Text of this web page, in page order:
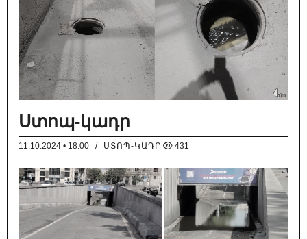
Ստոպ-կադր
11.10.2024 • 18:00 / ՍՏՈՊ-ԿԱԴՐ 431